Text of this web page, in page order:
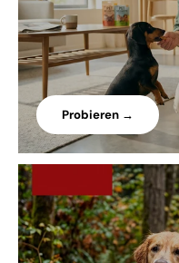
Probieren →